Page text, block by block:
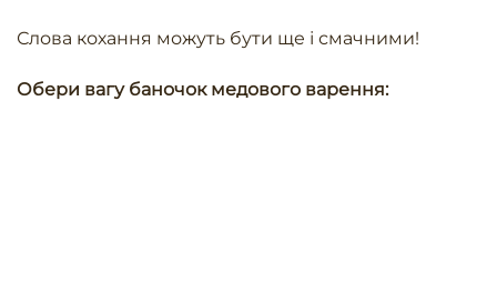
Слова кохання можуть бути ще і смачними!
Обери вагу баночок медового варення: